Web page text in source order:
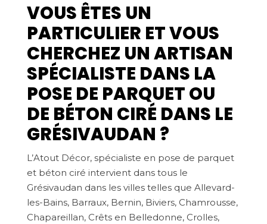
VOUS ÊTES UN
PARTICULIER ET VOUS
CHERCHEZ UN ARTISAN
SPÉCIALISTE DANS LA
POSE DE PARQUET OU
DE BÉTON CIRÉ DANS LE
GRÉSIVAUDAN ?
L’Atout Décor, spécialiste en pose de parquet
et béton ciré intervient dans tous le
Grésivaudan dans les villes telles que Allevard-
les-Bains, Barraux, Bernin, Biviers, Chamrousse,
Chapareillan, Crêts en Belledonne, Crolles,